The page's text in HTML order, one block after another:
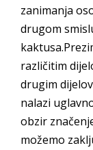
zanimanja
drugom
različitim
drugim
nalazi
obzir
možemo